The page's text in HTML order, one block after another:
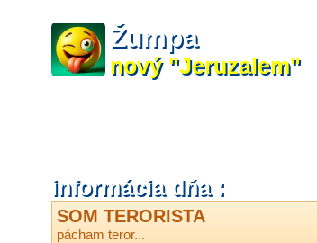
Žumpa
nový "Jeruzalem"
informácia dňa :
SOM TERORISTA
pácham teror...